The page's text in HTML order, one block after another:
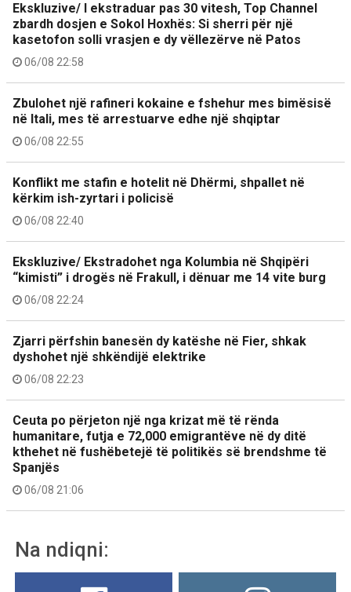
Ekskluzive/ I ekstraduar pas 30 vitesh, Top Channel
zbardh dosjen e Sokol Hoxhës: Si sherri për një
kasetofon solli vrasjen e dy vëllezërve në Patos
06/08 22:58
Zbulohet një rafineri kokaine e fshehur mes bimësisë
në Itali, mes të arrestuarve edhe një shqiptar
06/08 22:55
Konflikt me stafin e hotelit në Dhërmi, shpallet në
kërkim ish-zyrtari i policisë
06/08 22:40
Ekskluzive/ Ekstradohet nga Kolumbia në Shqipëri
“kimisti” i drogës në Frakull, i dënuar me 14 vite burg
06/08 22:24
Zjarri përfshin banesën dy katëshe në Fier, shkak
dyshohet një shkëndijë elektrike
06/08 22:23
Ceuta po përjeton një nga krizat më të rënda
humanitare, futja e 72,000 emigrantëve në dy ditë
kthehet në fushëbetejë të politikës së brendshme të
Spanjës
06/08 21:06
Na ndiqni: